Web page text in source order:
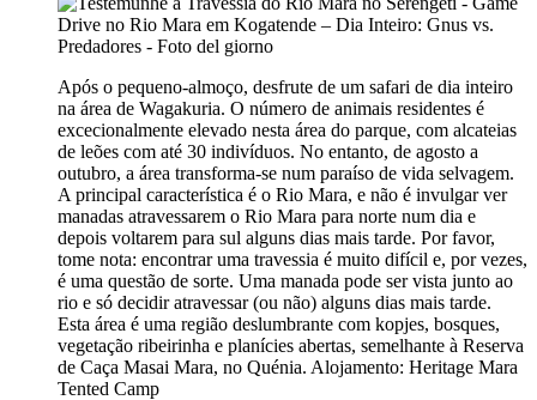
Após o pequeno-almoço, desfrute de um safari de dia inteiro
na área de Wagakuria. O número de animais residentes é
excecionalmente elevado nesta área do parque, com alcateias
de leões com até 30 indivíduos. No entanto, de agosto a
outubro, a área transforma-se num paraíso de vida selvagem.
A principal característica é o Rio Mara, e não é invulgar ver
manadas atravessarem o Rio Mara para norte num dia e
depois voltarem para sul alguns dias mais tarde. Por favor,
tome nota: encontrar uma travessia é muito difícil e, por vezes,
é uma questão de sorte. Uma manada pode ser vista junto ao
rio e só decidir atravessar (ou não) alguns dias mais tarde.
Esta área é uma região deslumbrante com kopjes, bosques,
vegetação ribeirinha e planícies abertas, semelhante à Reserva
de Caça Masai Mara, no Quénia. Alojamento: Heritage Mara
Tented Camp